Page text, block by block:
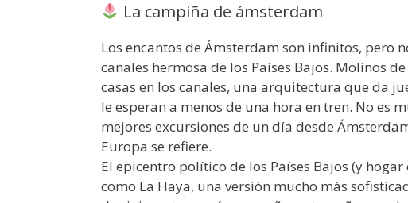
La campiña de ámsterdam
Los encantos de Ámsterdam son infinitos, pero
canales hermosa de los Países Bajos. Molinos
casas en los canales, una arquitectura que da
le esperan a menos de una hora en tren. No es
mejores excursiones de un día desde
Europa se refiere.
El epicentro político de los Países Bajos (y
como La Haya, una versión mucho más